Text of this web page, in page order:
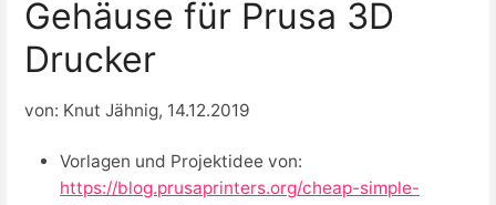
Gehäuse für Prusa 3D
Drucker
von: Knut Jähnig, 14.12.2019
Vorlagen und Projektidee von:
https://blog.prusaprinters.org/cheap-simple-